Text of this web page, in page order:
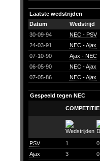
Laatste wedstrijden
Datum
Wedstrijd
30-09-94
NEC - PSV
24-03-91
NEC - Ajax
07-10-90
Ajax - NEC
06-05-90
NEC - Ajax
07-05-86
NEC - Ajax
Gespeeld tegen NEC
COMPETITIE
PSV 1 0
Ajax
3 0